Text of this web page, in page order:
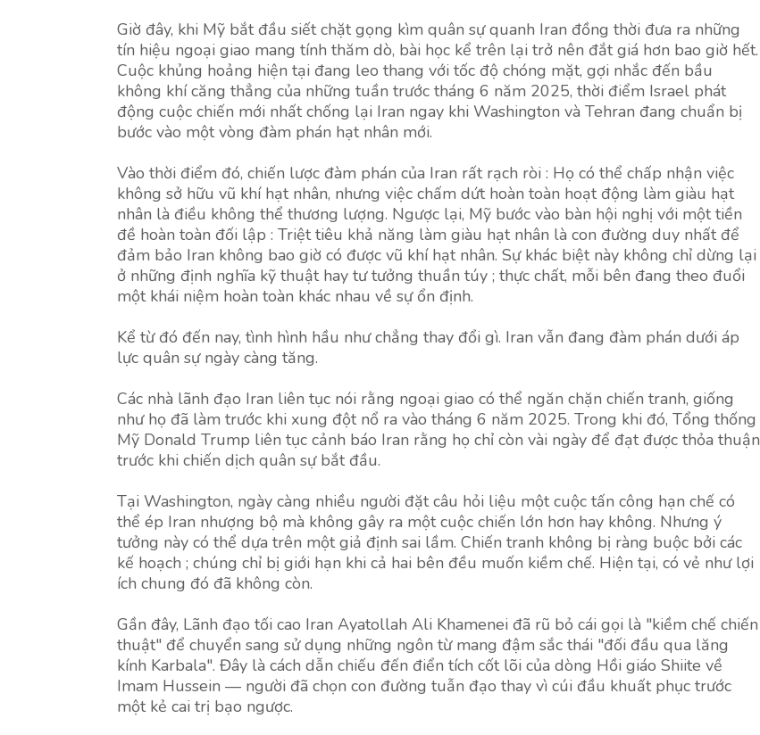
Giờ đây, khi Mỹ bắt đầu siết chặt gọng kìm quân sự quanh Iran đồng thời đưa ra những
tín hiệu ngoại giao mang tính thăm dò, bài học kể trên lại trở nên đắt giá hơn bao giờ hết.
Cuộc khủng hoảng hiện tại đang leo thang với tốc độ chóng mặt, gợi nhắc đến bầu
không khí căng thẳng của những tuần trước tháng 6 năm 2025, thời điểm Israel phát
động cuộc chiến mới nhất chống lại Iran ngay khi Washington và Tehran đang chuẩn bị
bước vào một vòng đàm phán hạt nhân mới.
Vào thời điểm đó, chiến lược đàm phán của Iran rất rạch ròi : Họ có thể chấp nhận việc
không sở hữu vũ khí hạt nhân, nhưng việc chấm dứt hoàn toàn hoạt động làm giàu hạt
nhân là điều không thể thương lượng. Ngược lại, Mỹ bước vào bàn hội nghị với một tiền
đề hoàn toàn đối lập : Triệt tiêu khả năng làm giàu hạt nhân là con đường duy nhất để
đảm bảo Iran không bao giờ có được vũ khí hạt nhân. Sự khác biệt này không chỉ dừng lại
ở những định nghĩa kỹ thuật hay tư tưởng thuần túy ; thực chất, mỗi bên đang theo đuổi
một khái niệm hoàn toàn khác nhau về sự ổn định.
Kể từ đó đến nay, tình hình hầu như chẳng thay đổi gì. Iran vẫn đang đàm phán dưới áp
lực quân sự ngày càng tăng.
Các nhà lãnh đạo Iran liên tục nói rằng ngoại giao có thể ngăn chặn chiến tranh, giống
như họ đã làm trước khi xung đột nổ ra vào tháng 6 năm 2025. Trong khi đó, Tổng thống
Mỹ Donald Trump liên tục cảnh báo Iran rằng họ chỉ còn vài ngày để đạt được thỏa thuận
trước khi chiến dịch quân sự bắt đầu.
Tại Washington, ngày càng nhiều người đặt câu hỏi liệu một cuộc tấn công hạn chế có
thể ép Iran nhượng bộ mà không gây ra một cuộc chiến lớn hơn hay không. Nhưng ý
tưởng này có thể dựa trên một giả định sai lầm. Chiến tranh không bị ràng buộc bởi các
kế hoạch ; chúng chỉ bị giới hạn khi cả hai bên đều muốn kiềm chế. Hiện tại, có vẻ như lợi
ích chung đó đã không còn.
Gần đây, Lãnh đạo tối cao Iran Ayatollah Ali Khamenei đã rũ bỏ cái gọi là "kiềm chế chiến
thuật" để chuyển sang sử dụng những ngôn từ mang đậm sắc thái "đối đầu qua lăng
kính Karbala". Đây là cách dẫn chiếu đến điển tích cốt lõi của dòng Hồi giáo Shiite về
Imam Hussein — người đã chọn con đường tuẫn đạo thay vì cúi đầu khuất phục trước
một kẻ cai trị bạo ngược.